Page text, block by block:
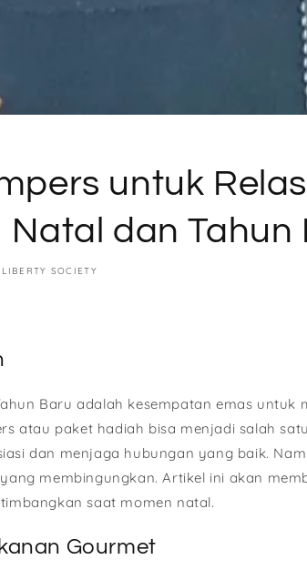
untuk
Natal dan Tahun
LIBERTY SOCIETY
Baru adalah kesempatan emas untuk
atau paket hadiah bisa menjadi salah
dan menjaga hubungan yang baik.
membingungkan. Artikel ini akan
saat momen natal.
Gourmet